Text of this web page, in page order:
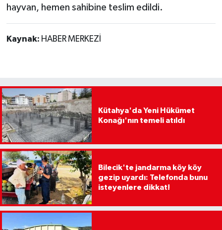
hayvan, hemen sahibine teslim edildi.
Kaynak: HABER MERKEZİ
Kütahya'da Yeni Hükümet
Konağı'nın temeli atıldı
Bilecik'te jandarma köy köy
gezip uyardı: Telefonda bunu
isteyenlere dikkat!